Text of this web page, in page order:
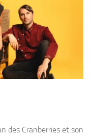
des Cranberries et son